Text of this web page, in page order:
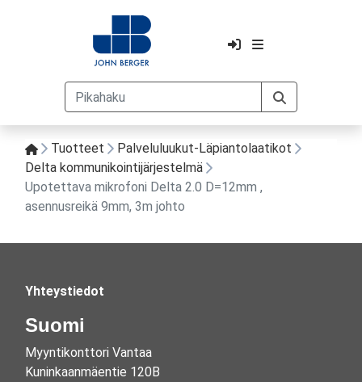
Tuotteet
Palveluluukut-Läpiantolaatikot
Delta kommunikointijärjestelmä
Upotettava mikrofoni Delta 2.0 D=12mm ,
asennusreikä 9mm, 3m johto
Yhteystiedot
Suomi
Myyntikonttori Vantaa
Kuninkaanmäentie 120B